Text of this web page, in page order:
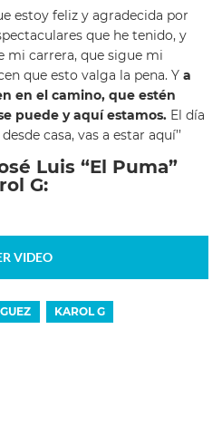
estoy feliz y agradecida por
que he tenido, y
mi carrera, que sigue mi
que esto valga la pena. Y a
en el camino, que estén
puede y aquí estamos. El día
casa, vas a estar aquí’’
Luis “El Puma”
G:
VIDEO
KAROL G